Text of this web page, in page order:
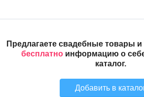
Предлагаете свадебные товары и
бесплатно информацию о
каталог.
Добавить в